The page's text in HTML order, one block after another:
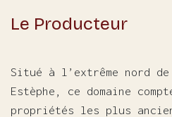
Le Producteur
Situé à l’extrême nord
Estèphe, ce domaine
propriétés les plus